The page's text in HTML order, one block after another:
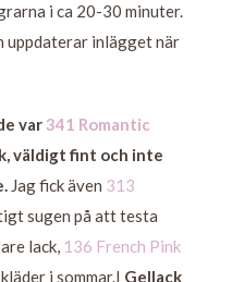
i ca 20-30 minuter.
uppdaterar inlägget när
var341 Romantic
väldigt fint och inte
Jag fick även 313
sugen på att testa
lack, 136 French Pink
i sommar.I Gellack